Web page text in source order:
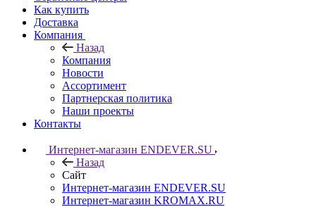
Как купить
Доставка
Компания
Назад
Компания
Новости
Ассортимент
Партнерская политика
Наши проекты
Контакты
Интернет-магазин ENDEVER.SU
Назад
Сайт
Интернет-магазин ENDEVER.SU
Интернет-магазин KROMAX.RU